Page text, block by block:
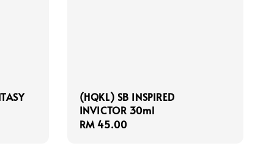
(HQKL) SB INSPIRED
INVICTOR 30ml
Regular
RM 45.00